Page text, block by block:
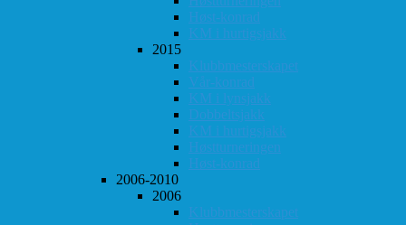
Høst-konrad
KM i hurtigsjakk
2015
Klubbmesterskapet
Vår-konrad
KM i lynsjakk
Dobbeltsjakk
KM i hurtigsjakk
Høstturneringen
Høst-konrad
2006-2010
2006
Klubbmesterskapet